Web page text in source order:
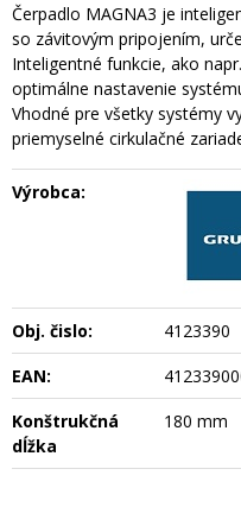
Čerpadlo MAGNA3 je
so závitovým pripojením,
Inteligentné funkcie, ako
optimálne nastavenie
Vhodné pre všetky systémy
priemyselné cirkulačné
Výrobca:
Obj. čislo:
4123390
EAN:
Konštrukčná
dĺžka
180 mm